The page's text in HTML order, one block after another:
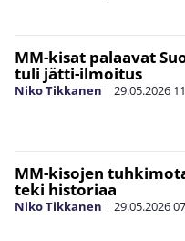
MM-kisat palaavat
tuli jätti-ilmoitus
Niko Tikkanen | 29.05.2026
MM-kisojen
teki historiaa
Niko Tikkanen | 29.05.2026